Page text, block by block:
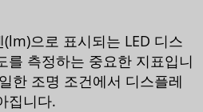
으로 표시되는 LED 디스
를 측정하는 중요한 지표입니
한 조명 조건에서 디스플레
집니다.